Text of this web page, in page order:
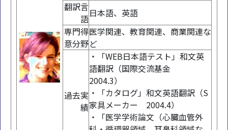
翻訳言
語日本語、英語
専門得
意分野
医学関連、教育関連、商業関連な
ど
過去実
績
・「WEB日本語テスト」和文英
語翻訳（国際交流基金
2004.3）
・「カタログ」和文英語翻訳（S
家具メーカー 2004.4）
・「医学学術論文（心臓血管外